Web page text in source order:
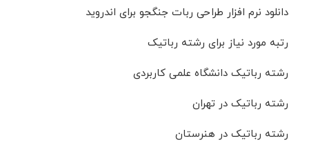
دانلود نرم افزار طراحی ربات جنگجو برای اندروید
رتبه مورد نیاز برای رشته رباتیک
رشته رباتیک دانشگاه علمی کاربردی
رشته رباتیک در تهران
رشته رباتیک در هنرستان